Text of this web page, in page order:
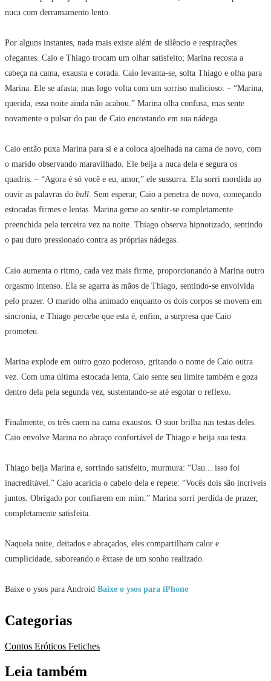
nuca com derramamento lento.
Por alguns instantes, nada mais existe além de silêncio e respirações
ofegantes. Caio e Thiago trocam um olhar satisfeito; Marina recosta a
cabeça na cama, exausta e corada. Caio levanta-se, solta Thiago e olha para
Marina. Ele se afasta, mas logo volta com um sorriso malicioso: – “Marina,
querida, essa noite ainda não acabou.” Marina olha confusa, mas sente
novamente o pulsar do pau de Caio encostando em sua nádega.
Caio então puxa Marina para si e a coloca ajoelhada na cama de novo, com
o marido observando maravilhado. Ele beija a nuca dela e segura os
quadris. – “Agora é só você e eu, amor,” ele sussurra. Ela sorri mordida ao
ouvir as palavras do bull. Sem esperar, Caio a penetra de novo, começando
estocadas firmes e lentas. Marina geme ao sentir-se completamente
preenchida pela terceira vez na noite. Thiago observa hipnotizado, sentindo
o pau duro pressionado contra as próprias nádegas.
Caio aumenta o ritmo, cada vez mais firme, proporcionando à Marina outro
orgasmo intenso. Ela se agarra às mãos de Thiago, sentindo-se envolvida
pelo prazer. O marido olha animado enquanto os dois corpos se movem em
sincronia, e Thiago percebe que esta é, enfim, a surpresa que Caio
prometeu.
Marina explode em outro gozo poderoso, gritando o nome de Caio outra
vez. Com uma última estocada lenta, Caio sente seu limite também e goza
dentro dela pela segunda vez, sustentando-se até esgotar o reflexo.
Finalmente, os três caem na cama exaustos. O suor brilha nas testas deles.
Caio envolve Marina no abraço confortável de Thiago e beija sua testa.
Thiago beija Marina e, sorrindo satisfeito, murmura: “Uau... isso foi
inacreditável.” Caio acaricia o cabelo dela e repete: “Vocês dois são incríveis
juntos. Obrigado por confiarem em mim.” Marina sorri perdida de prazer,
completamente satisfeita.
Naquela noite, deitados e abraçados, eles compartilham calor e
cumplicidade, saboreando o êxtase de um sonho realizado.
Baixe o ysos para Android Baixe o ysos para iPhone
Categorias
Contos Eróticos Fetiches
Leia também